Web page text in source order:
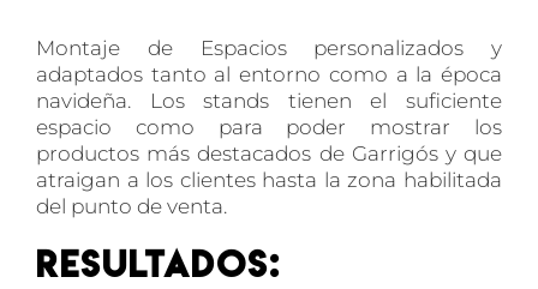
Montaje de Espacios personalizados y
adaptados tanto al entorno como a la época
navideña. Los stands tienen el suficiente
espacio como para poder mostrar los
productos más destacados de Garrigós y que
atraigan a los clientes hasta la zona habilitada
del punto de venta.
Resultados: